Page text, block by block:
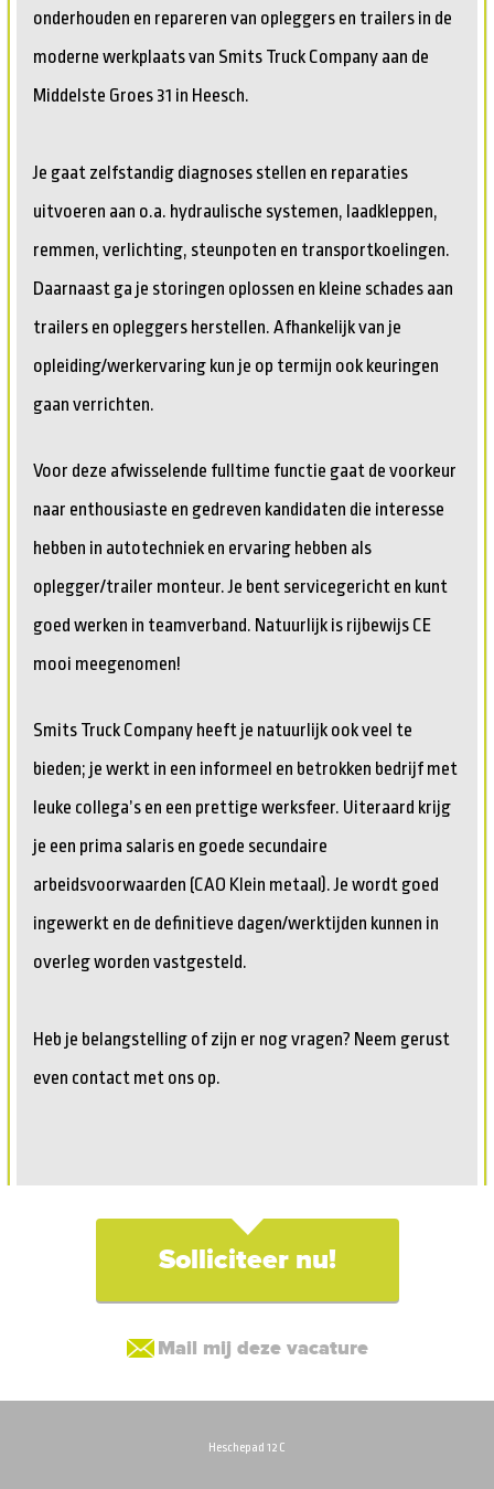
onderhouden en repareren van opleggers en trailers in de
moderne werkplaats van Smits Truck Company aan de
Middelste Groes 31 in Heesch.
Je gaat zelfstandig diagnoses stellen en reparaties
uitvoeren aan o.a. hydraulische systemen, laadkleppen,
remmen, verlichting, steunpoten en transportkoelingen.
Daarnaast ga je storingen oplossen en kleine schades aan
trailers en opleggers herstellen. Afhankelijk van je
opleiding/werkervaring kun je op termijn ook keuringen
gaan verrichten.
Voor deze afwisselende fulltime functie gaat de voorkeur
naar enthousiaste en gedreven kandidaten die interesse
hebben in autotechniek en ervaring hebben als
oplegger/trailer monteur. Je bent servicegericht en kunt
goed werken in teamverband. Natuurlijk is rijbewijs CE
mooi meegenomen!
Smits Truck Company heeft je natuurlijk ook veel te
bieden; je werkt in een informeel en betrokken bedrijf met
leuke collega’s en een prettige werksfeer. Uiteraard krijg
je een prima salaris en goede secundaire
arbeidsvoorwaarden (CAO Klein metaal). Je wordt goed
ingewerkt en de definitieve dagen/werktijden kunnen in
overleg worden vastgesteld.
Heb je belangstelling of zijn er nog vragen? Neem gerust
even contact met ons op.
Solliciteer nu!
Mail mij deze vacature
Heschepad 12 C